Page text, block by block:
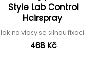
Style Lab Control
Hairspray
lak na vlasy se silnou fixací
468 Kč